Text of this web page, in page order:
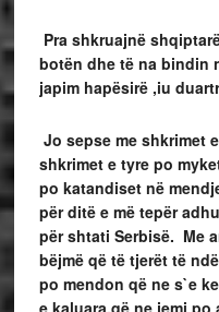
Pra shkruajnë
botën dhe të na bindin
japim hapësirë ,iu
Jo sepse me shkrimet
shkrimet e tyre po
po katandiset në
për ditë e më tepër
për shtati Serbisë. Me
bëjmë që të tjerët të
po mendon që ne s`e